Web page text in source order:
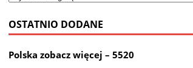
OSTATNIO DODANE
Polska zobacz więcej – 5520